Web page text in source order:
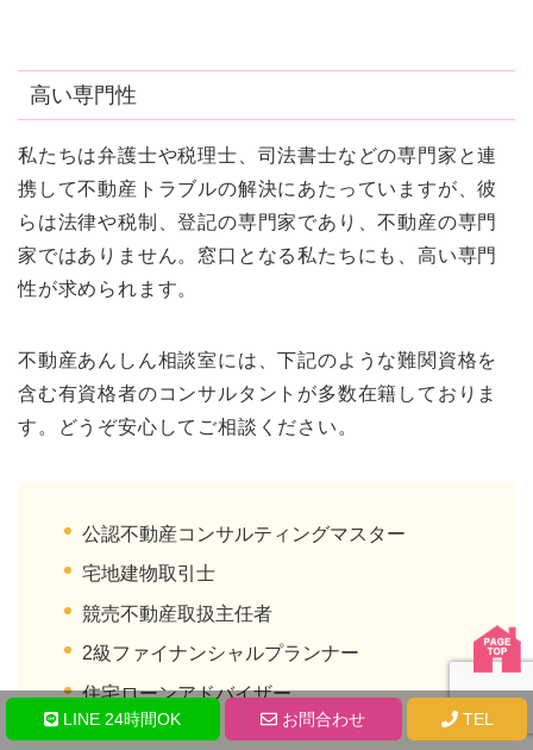
高い専門性
私たちは弁護士や税理士、司法書士などの専門家と連
携して不動産トラブルの解決にあたっていますが、彼
らは法律や税制、登記の専門家であり、不動産の専門
家ではありません。窓口となる私たちにも、高い専門
性が求められます。
不動産あんしん相談室には、下記のような難関資格を
含む有資格者のコンサルタントが多数在籍しておりま
す。どうぞ安心してご相談ください。
公認不動産コンサルティングマスター
宅地建物取引士
競売不動産取扱主任者
2級ファイナンシャルプランナー
住宅ローンアドバイザー
LINE 24時間OK お問合わせ TEL